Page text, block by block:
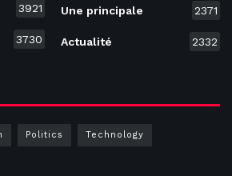
3921
3730
Une principale 2371
Actualité 2332
Politics Technology